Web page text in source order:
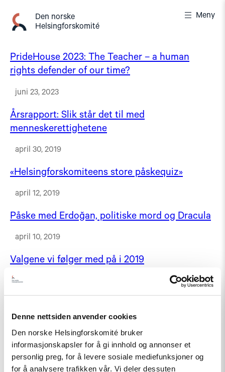
Denne nettsiden anvender cookies
Den norske Helsingforskomité bruker
informasjonskapsler for å gi innhold og annonser et
personlig preg, for å levere sosiale mediefunksjoner og
for å analysere trafikken vår. Vi deler dessuten
innhold
Den norske
Helsingforskomité
Meny
PrideHouse 2023: The Teacher – a human
rights defender of our time?
juni 23, 2023
Årsrapport: Slik står det til med
menneskerettighetene
april 30, 2019
«Helsingforskomiteens store påskequiz»
april 12, 2019
Påske med Erdoğan, politiske mord og Dracula
april 10, 2019
Valgene vi følger med på i 2019
februar 26, 2019